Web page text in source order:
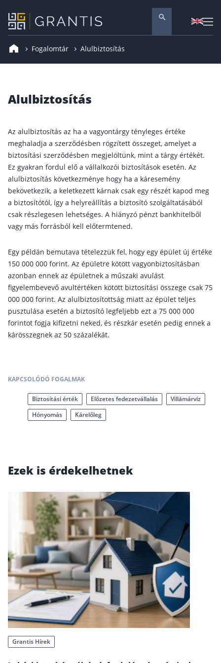
Önkéntes nyugdíjpénztár
Nyugdíj előtakarékossági számla (NYESZ)
Nyugdíj tanácsadás 🪙
Magánnyugdíjpénztár összefoglaló
Nyugdíjkorhatár táblázat és útmutató
Nyugdíj kisokos – A magyar nyugdíjrendszer
Önkéntes Nyugdíjpénztárak hozamai
Nyugdíjbiztosítás
Nyugdíjbiztosítás vagy NYESZ? Melyik a jobb?
Melyik a legolcsóbb nyugdíjbiztosítás?
Önkéntes nyugdíjpénztár vagy
Nyugdíjbiztosítás költségek
Életbiztosítások
Kockázati életbiztosítás 🛡
Euróalapú megtakarításos életbiztosítás
Megtakarítással kombinált életbiztosítás
Vegyes életbiztosítás
Befektetési egységekhez kötött életbiztosítás
Egészségbiztosítás
Egészségbiztosítás cégeknek
Magán egészségbiztosítás 💊
Betegbiztosítás
Fogalomtár Alulbiztosítás
Alulbiztosítás
Az alulbiztosítás az ha a vagyontárgy tényleges értéke
meghaladja a szerződésben rögzített összeget, amelyet a
biztosítási szerződésben megjelöltünk, mint a tárgy értékét.
Ez gyakran fordul elő a vállalkozói biztosítások esetén. Az
alulbiztosítás következménye hogy ha a káresemény
bekövetkezik, a keletkezett kárnak csak egy részét kapod meg
a biztosítótól, így a helyreállítás a biztosító szolgáltatásából
csak részlegesen lehetséges. A hiányzó pénzt bankhitelből
vagy más forrásból kell előtermtened.
Egy példán bemutava tételezzük fel, hogy egy épület új értéke
150 000 000 forint. Az épületre kötött vagyonbiztosításban
azonban ennek az épületnek a műszaki avulást
figyelembevevő avultértéken kötött biztosítási összege csak 75
000 000 forint. Az alulbiztosítottság miatt az épület teljes
pusztulása esetén a biztosító legfeljebb ezt a 75 000 000
forintot fogja kifizetni neked, és részkár esetén pedig ennek a
kárösszegnek az 50 százalékát.
KAPCSOLÓDÓ FOGALMAK
Biztosítási érték Előzetes fedezetvállalás
Villámárvíz
Hónyomás
Kárelőleg
Ezek is érdekelhetnek
Grantis Hírek